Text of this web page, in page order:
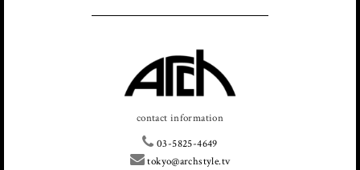
contact information
03-5825-4649
tokyo@archstyle.tv